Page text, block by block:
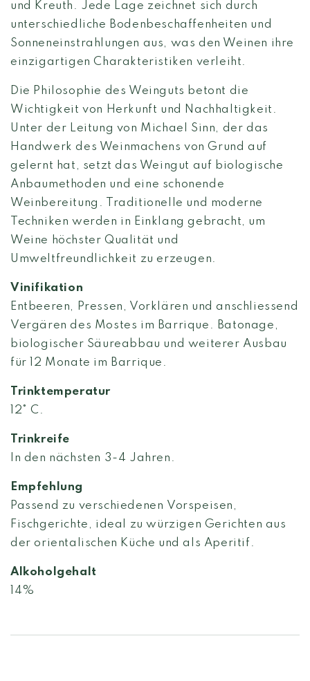
und Kreuth. Jede Lage zeichnet sich durch
unterschiedliche Bodenbeschaffenheiten und
Sonneneinstrahlungen aus, was den Weinen ihre
einzigartigen Charakteristiken verleiht.
Die Philosophie des Weinguts betont die
Wichtigkeit von Herkunft und Nachhaltigkeit.
Unter der Leitung von Michael Sinn, der das
Handwerk des Weinmachens von Grund auf
gelernt hat, setzt das Weingut auf biologische
Anbaumethoden und eine schonende
Weinbereitung. Traditionelle und moderne
Techniken werden in Einklang gebracht, um
Weine höchster Qualität und
Umweltfreundlichkeit zu erzeugen.
Vinifikation
Entbeeren, Pressen, Vorklären und anschliessend
Vergären des Mostes im Barrique. Batonage,
biologischer Säureabbau und weiterer Ausbau
für 12 Monate im Barrique.
Trinktemperatur
12° C.
Trinkreife
In den nächsten 3-4 Jahren.
Empfehlung
Passend zu verschiedenen Vorspeisen,
Fischgerichte, ideal zu würzigen Gerichten aus
der orientalischen Küche und als Aperitif.
Alkoholgehalt
14%